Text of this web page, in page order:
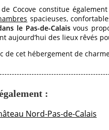
de Cocove constitue
spacieuses,
le Pas-de-Calaisvous
aujourd’hui des lieux rêvés
de cet hébergement de
:
Nord-Pas-de-Calais
PHOTOS